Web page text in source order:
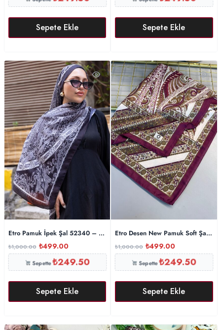
Sepete Ekle Sepete Ekle
Etro Pamuk İpek Şal 52340 – Siyah
₺1,000.00 ₺499.00
Sepette₺249.50
Sepete Ekle
Etro Desen New Pamuk Soft Şal
₺1,000.00 ₺499.00
Sepette₺249.50
Sepete Ekle